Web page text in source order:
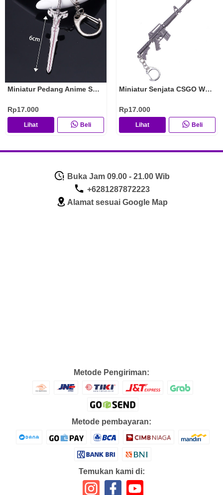
Miniatur Pedang Anime SAO Asli Import Koleksi Pajangan Hiasan Gantungan Kunci Anime
Rp17.000
Lihat Beli
Miniatur Senjata CSGO Weapons Asli Import Koleksi Pajangan Hiasan Gantungan Kunci
Rp17.000
Lihat Beli
Buka Jam 09.00 - 21.00 Wib
+6281287872223
Alamat sesuai Google Map
Metode Pengiriman:
Metode pembayaran:
Temukan kami di: